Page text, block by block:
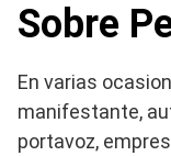
Sobre
En varias
manifestante,
portavoz,